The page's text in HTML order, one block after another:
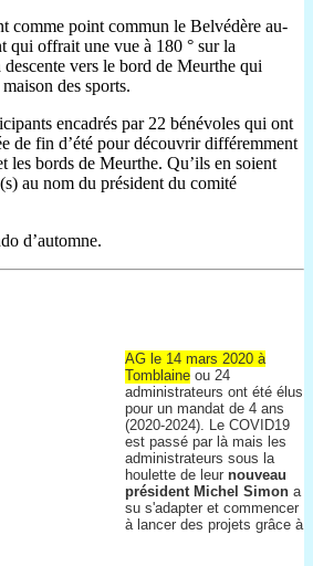
comme point commun le Belvédère au-
qui offrait une vue à 180 ° sur la
vers le bord de Meurthe qui
des sports.
encadrés par 22 bénévoles qui ont
de fin d’été pour découvrir différemment
les bords de Meurthe. Qu’ils en soient
au nom du président du comité
d’automne.
AG le 14 mars 2020 à
Tomblaine ou 24
administrateurs ont été élus
pour un mandat de 4 ans
(2020-2024). Le COVID19
est passé par là mais les
administrateurs sous la
houlette de leur nouveau
président Michel Simon a
su s'adapter et commencer
à lancer des projets grâce à